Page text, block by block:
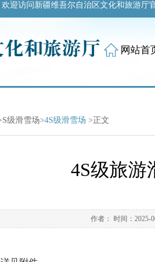
欢迎访问新疆维吾尔自治区文化和旅游厅
网站首
S级滑雪场>4S级滑雪场 >正文
4S级旅游
作者： 时间：